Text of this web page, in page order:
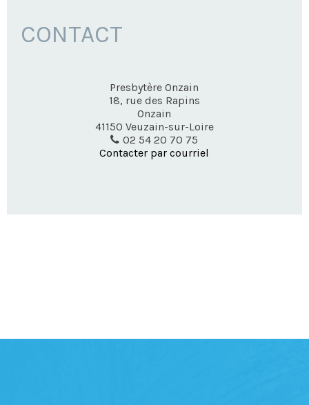
CONTACT
Presbytère Onzain
18, rue des Rapins
Onzain
41150 Veuzain-sur-Loire
02 54 20 70 75
Contacter par courriel